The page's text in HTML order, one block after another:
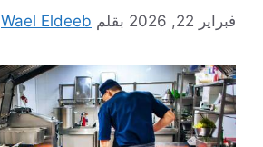
فبراير 22, 2026 بقلم Wael Eldeeb